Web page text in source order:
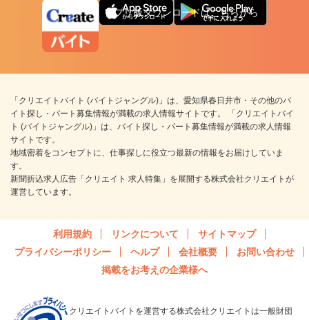
アプリ版ダウンロードはこちらから
「クリエイトバイト (バイトジャングル)」は、愛知県春日井市・その他のバ
イト探し・パート募集情報が満載の求人情報サイトです。 「クリエイトバイ
ト (バイトジャングル)」は、バイト探し・パート募集情報が満載の求人情報
サイトです。
地域密着をコンセプトに、仕事探しに役立つ最新の情報をお届けしていま
す。
新聞折込求人広告「クリエイト 求人特集」を展開する株式会社クリエイトが
運営しています。
利用規約 リンクについて
サイトマップ
プライバシーポリシー
ヘルプ 会社概要
お問い合わせ
掲載をお考えの企業様へ
クリエイトバイトを運営する株式会社クリエイトは一般財団